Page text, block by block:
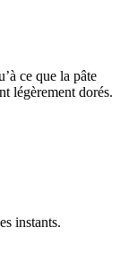
ce que la pâte
légèrement dorés.
instants.